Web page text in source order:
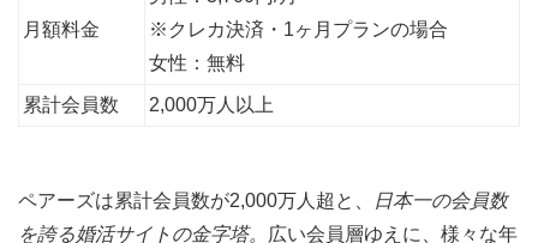
月額料金
※クレカ決済・1ヶ月プランの場合
女性：無料
累計会員数 2,000万人以上
ペアーズは累計会員数が2,000万人超と、
日本一の会員数
を誇る婚活サイトの金字塔。
広い会員層ゆえに、様々な年